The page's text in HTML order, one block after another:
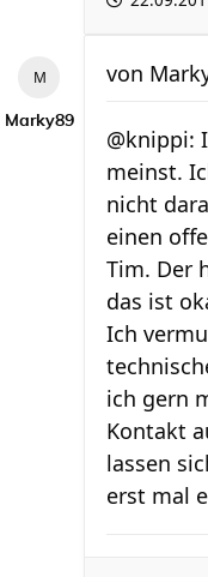
Marky89
von
@knippi:
meinst.
nicht
einen
Tim. Der
das ist
Ich
ich gern
Kontakt
lassen
erst mal